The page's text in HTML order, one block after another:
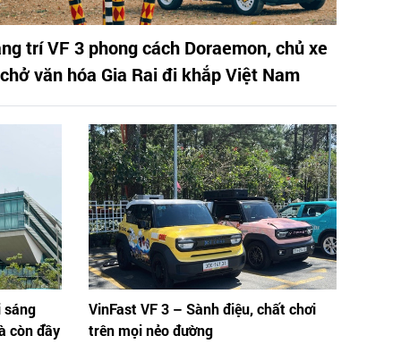
trí VF 3 phong cách Doraemon, chủ xe
văn hóa Gia Rai đi khắp Việt Nam
sáng
còn đầy
VinFast VF 3 – Sành điệu, chất chơi
trên mọi nẻo đường